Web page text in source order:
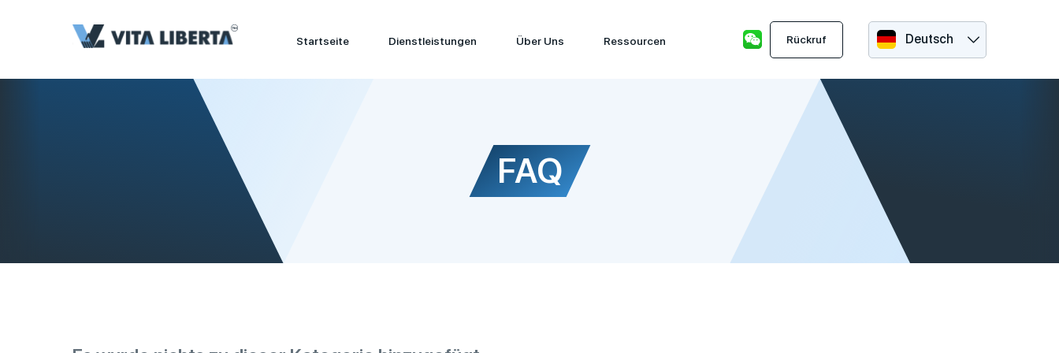
Startseite Dienstleistungen Über Uns Ressourcen Rückruf Deutsch
FAQ